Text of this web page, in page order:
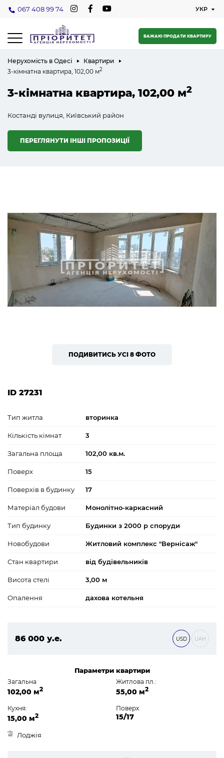
067 408 99 74
БАЖАЮ ПРОДАТИ КВАРТИРУ
Нерухомість в Одесі
Квартири
3-кімнатна квартира, 102,00 м2
3-кімнатна квартира, 102,00 м2
Костанді вулиця, Київський район
ПЕРЕГЛЯНУТИ ІНШІ ПРОПОЗИЦІЇ
ПОДИВИТИСЬ УСІ 8 ФОТО
ID 27231
Тип житла вторинка
Кількість кімнат 3
Загальна площа 102,00 кв.м.
Поверх 15
Поверхів в будинку 17
Матеріал будови Монолітно-каркасний
Тип будинку Будинки з 2000 р споруди
Новобудови Житловий комплекс "Вернісаж"
Стан квартири від будівельників
Висота стелі 3,00 м
Опалення дахова котельня
86 000 у.е.
USD UAH
Параметри квартири
Загальна
102,00 м2
Житлова пл.:
55,00 м2
Кухня:
15,00 м2
Поверх
15/17
Лоджія